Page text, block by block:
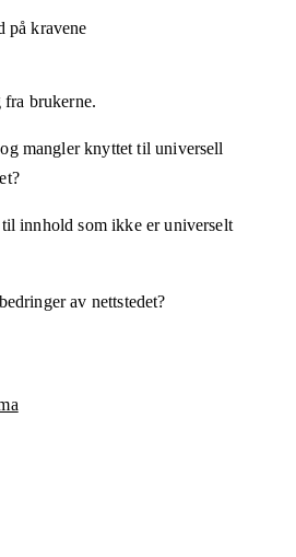
på kravene
brukerne.
mangler knyttet til universell
innhold som ikke er universelt
av nettstedet?